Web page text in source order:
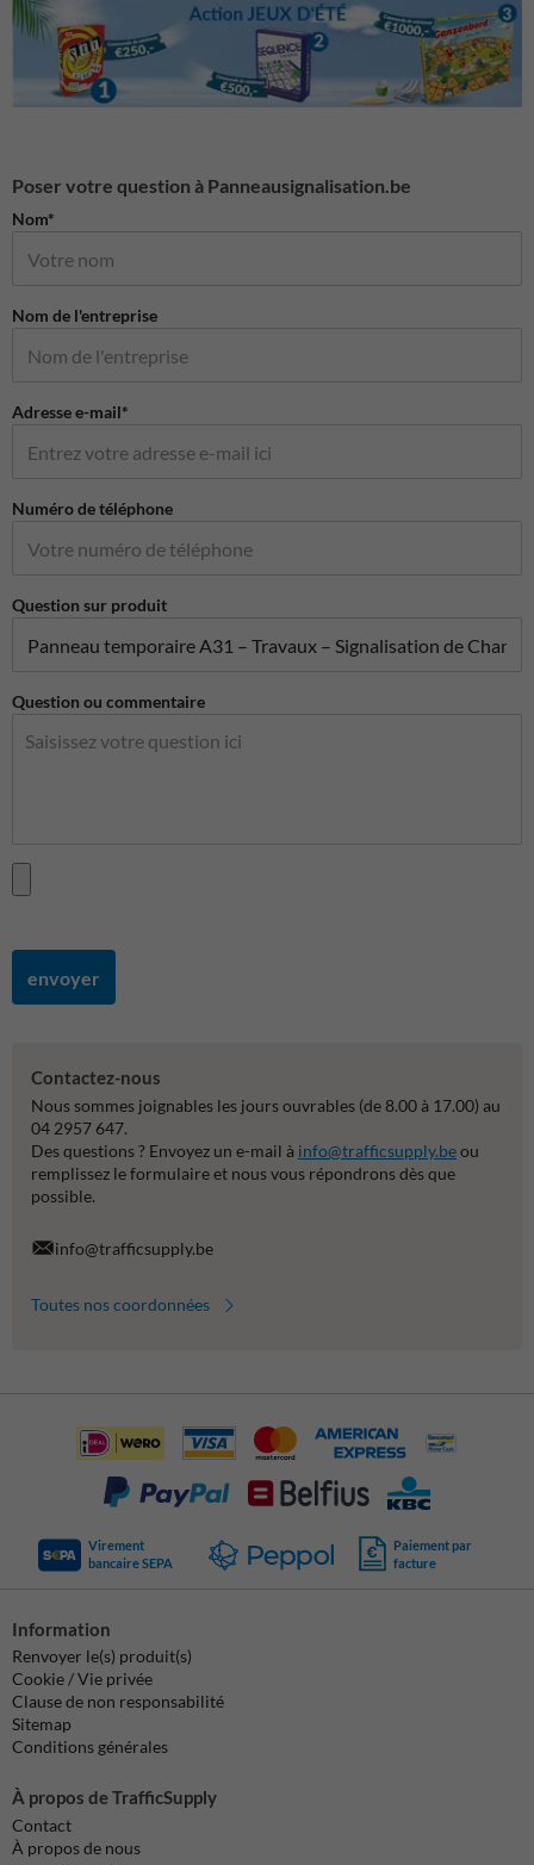
Poser votre question à Panneausignalisation.be
Nom*
Nom de l'entreprise
Adresse e-mail*
Numéro de téléphone
Question sur produit
Question ou commentaire
envoyer
Contactez-nous
Nous sommes joignables les jours ouvrables (de 8.00 à 17.00) au
04 2957 647.
Des questions ? Envoyez un e-mail à info@trafficsupply.beou
remplissez le formulaire et nous vous répondrons dès que
possible.
info@trafficsupply.be
Toutes nos coordonnées
Virement
bancaire SEPA
Paiement par
facture
Information
Renvoyer le(s) produit(s)
Cookie / Vie privée
Clause de non responsabilité
Sitemap
Conditions générales
À propos de TrafficSupply
Contact
À propos de nous